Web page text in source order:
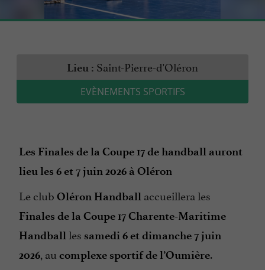
Lieu : Saint-Pierre-d'Oléron
EVÈNEMENTS SPORTIFS
Les Finales de la Coupe 17 de handball auront
lieu les 6 et 7 juin 2026 à Oléron
Le club Oléron Handball accueillera les
Finales de la Coupe 17 Charente-Maritime
Handball les samedi 6 et dimanche 7 juin
2026, au complexe sportif de l’Oumière.